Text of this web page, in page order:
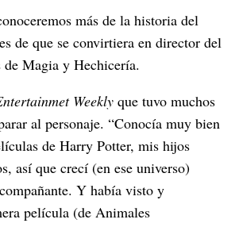
más de la historia del
de que se convirtiera en director del
Magia y Hechicería.
Weekly que tuvo muchos
al personaje. “Conocía muy bien
de Harry Potter, mis hijos
así que crecí (en ese universo)
Y había visto y
película (de Animales